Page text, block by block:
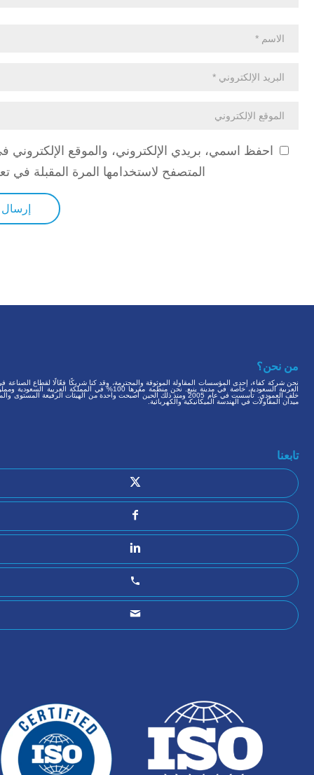
احفظ اسمي، بريدي الإلكتروني، والموقع الإلكتروني
المتصفح لاستخدامها المرة المقبلة في
من نحن؟
نحن شركة كفاء، إحدى المؤسسات المقاولة الموثوقة والمحترمة، وقد كنا شريكًا فعّالًا لقطاع الصناعة
العربية السعودية، خاصة في مدينة ينبع. نحن منظمة مقرها 100% في المملكة العربية
خلف العمودي. تأسست في عام 2005 ومنذ ذلك الحين أصبحت واحدة من الهيئات الرفيعة
ميدان المقاولات في الهندسة الميكانيكية والكهربائية.
تابعنا